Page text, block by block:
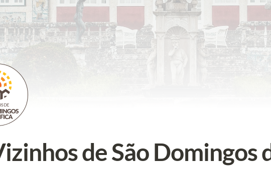
de São Domingos